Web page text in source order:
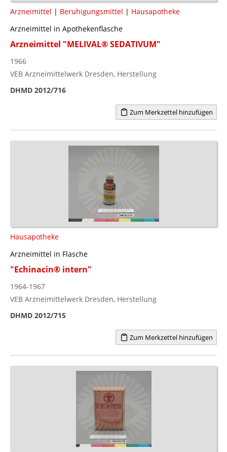
Arzneimittel | Beruhigungsmittel | Hausapotheke
Arzneimittel in Apothekenflasche
Arzneimittel "MELIVAL® SEDATIVUM"
1966
VEB Arzneimittelwerk Dresden, Herstellung
DHMD 2012/716
Zum Merkzettel hinzufügen
Hausapotheke
Arzneimittel in Flasche
"Echinacin® intern"
1964-1967
VEB Arzneimittelwerk Dresden, Herstellung
DHMD 2012/715
Zum Merkzettel hinzufügen